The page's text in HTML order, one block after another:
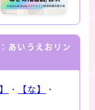
あいうえおリン
・ 【な】
・